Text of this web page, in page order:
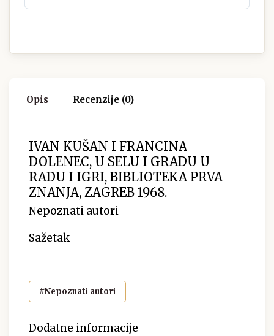
Opis Recenzije (0)
IVAN KUŠAN I FRANCINA
DOLENEC, U SELU I GRADU U
RADU I IGRI, BIBLIOTEKA PRVA
ZNANJA, ZAGREB 1968.
Nepoznati autori
Sažetak
#Nepoznati autori
Dodatne informacije